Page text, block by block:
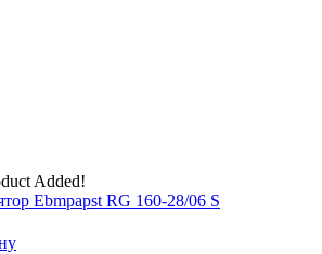
Added!
Ebmpapst RG 160-28/06 S